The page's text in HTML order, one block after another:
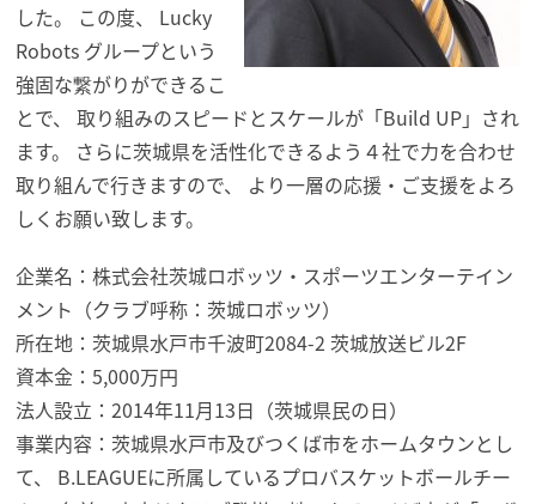
した。 この度、 Lucky
Robots グループという
強固な繋がりができるこ
とで、 取り組みのスピードとスケールが「Build UP」され
ます。 さらに茨城県を活性化できるよう４社で力を合わせ
取り組んで行き ますので、 より一層の応援・ご支援をよろ
しくお願い致します。
企業名：株式会社茨城ロボッツ ・スポーツエンターテイン
メント（クラブ呼称：茨城ロボッツ）
所在地：茨城県水戸市千波町2084-2 茨城放送ビル2F
資本金：5,000万円
法人設立：2014年11月13日（茨城県民の日）
事業内容：茨城県水戸市及びつくば市をホームタウンとし
て、 B.LEAGUEに所属しているプロバスケットボールチー